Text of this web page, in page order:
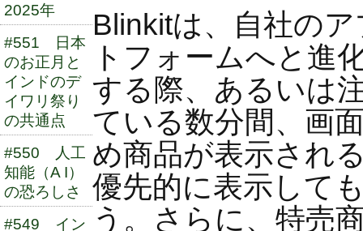
2025年
#551 日本
のお正月と
インドのデ
イワリ祭り
の共通点
#550 人工
知能（A I）
の恐ろしさ
#549 イン
Blinkitは、自社の
トフォームへと進
する際、あるいは
ている数分間、画
め商品が表示され
優先的に表示して
う。さらに、特売